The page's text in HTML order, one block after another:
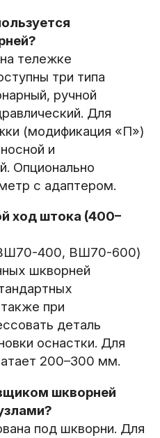
тележке
три типа
ручной
Для
(модификация «П»)
и
Опционально
с адаптером.
ход штока (400–
400, ВШ70-600)
шкворней
при
деталь
оснастки. Для
200–300 мм.
шкворней
под шкворни. Для